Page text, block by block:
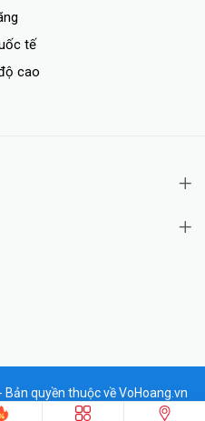
tế
cao
Bản quyền thuộc về VoHoang.vn